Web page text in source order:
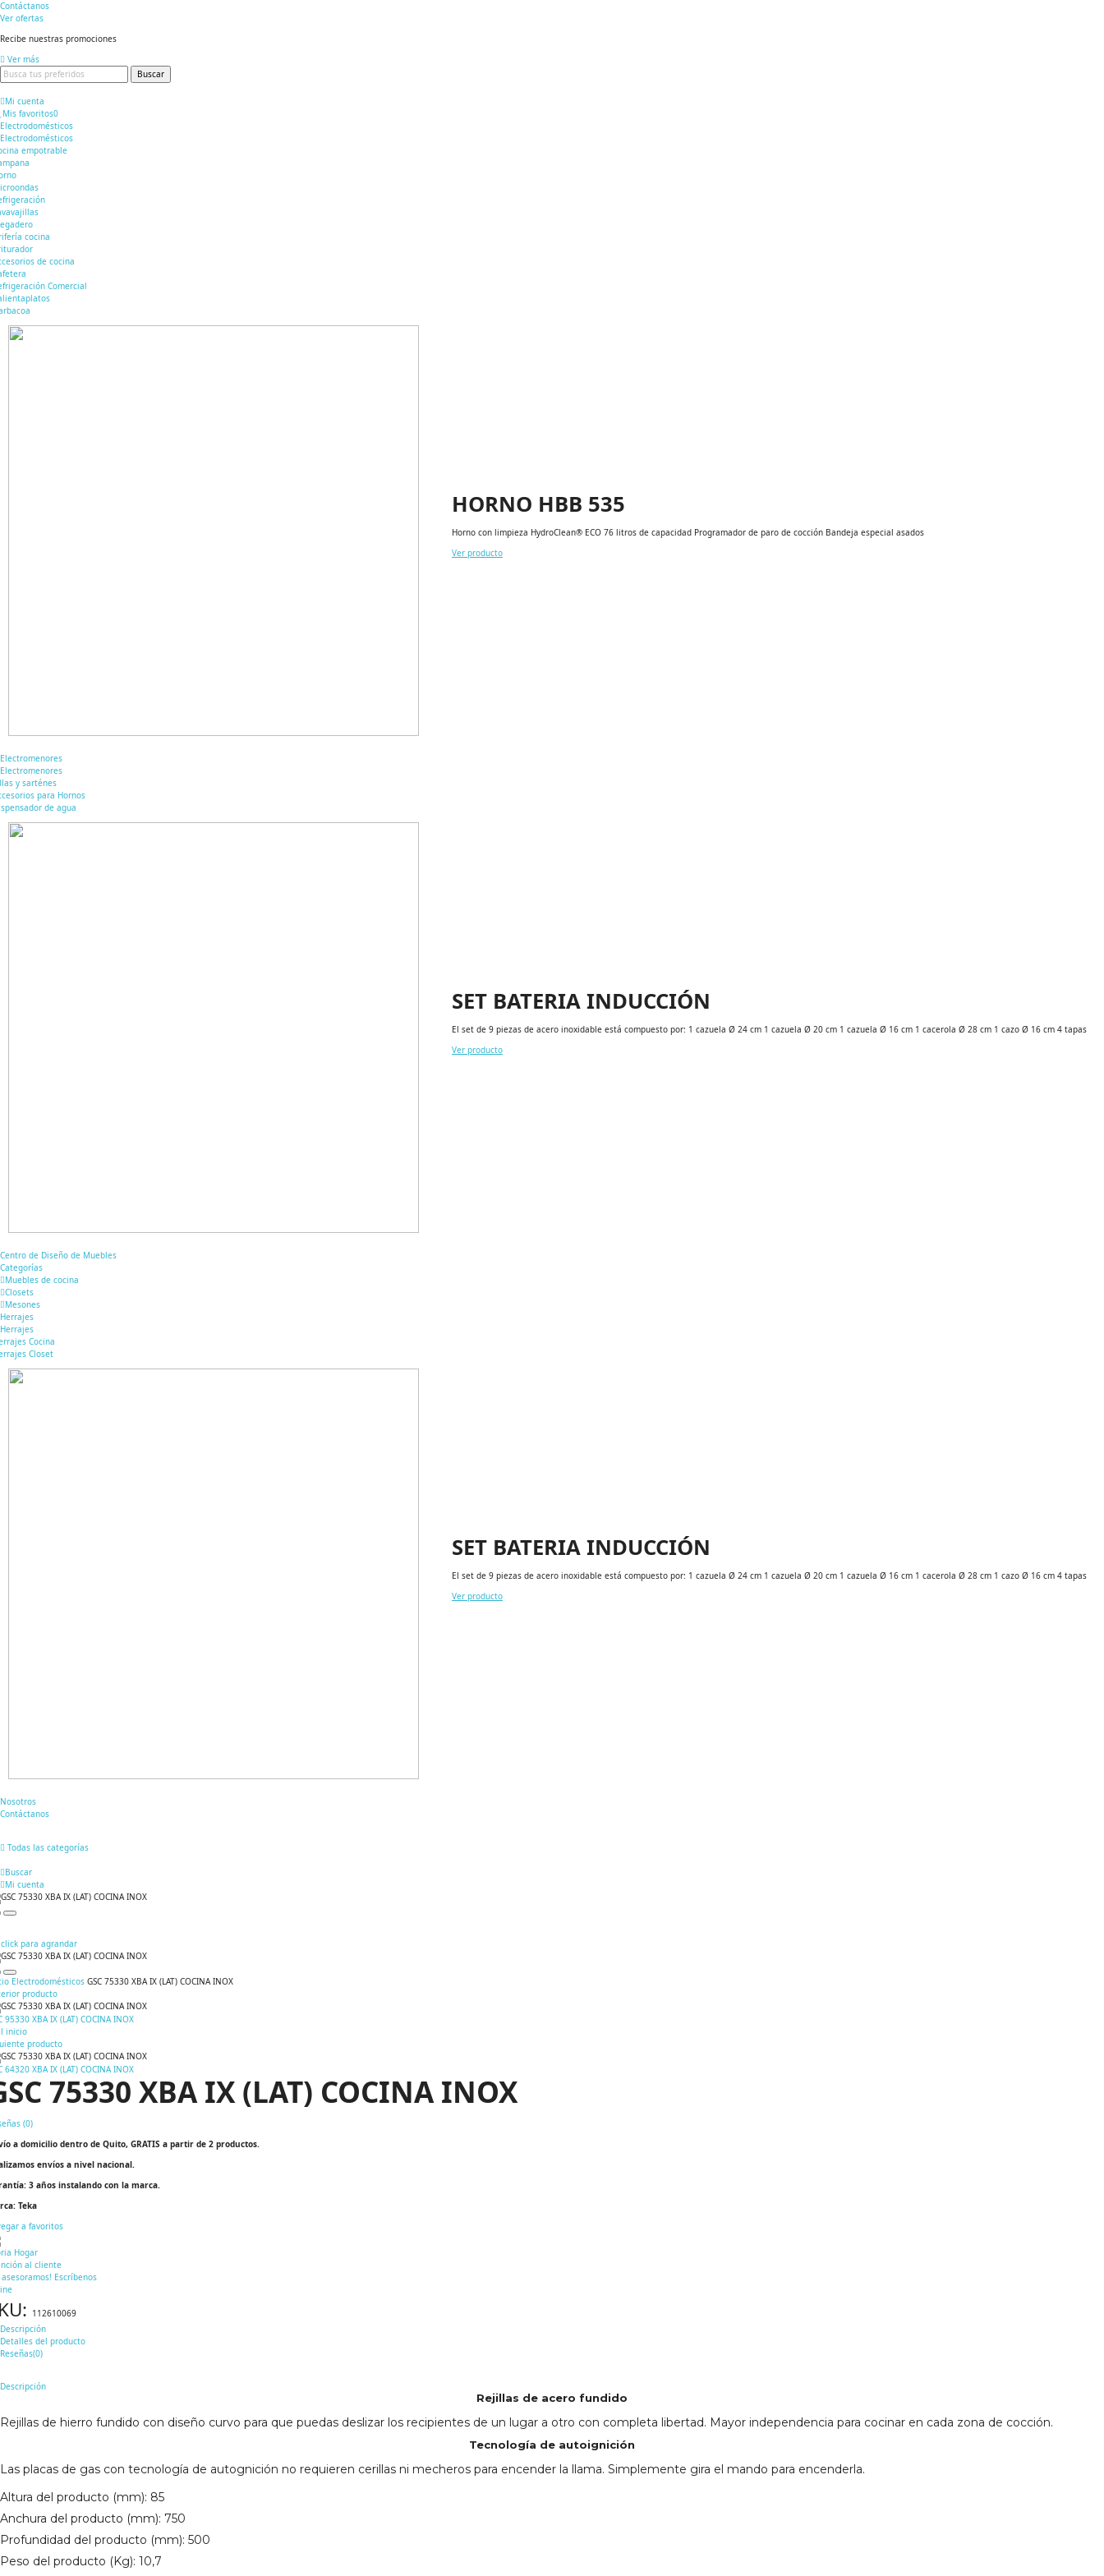
Contáctanos
Ver ofertas
Recibe nuestras promociones
Ver más
Buscar
Mi cuenta
Mis favoritos0
Electrodomésticos
Electrodomésticos
empotrable
cocina
de cocina
Comercial
HORNO HBB 535
Horno con limpieza HydroClean® ECO 76 litros de capacidad Programador de paro de cocción Bandeja especial asados
Ver producto
Electromenores
Electromenores
y sarténes
para Hornos
de agua
SET BATERIA INDUCCIÓN
El set de 9 piezas de acero inoxidable está compuesto por: 1 cazuela Ø 24 cm 1 cazuela Ø 20 cm 1 cazuela Ø 16 cm 1 cacerola Ø 28 cm 1 cazo Ø 16 cm 4 tapas
Ver producto
Centro de Diseño de Muebles
Categorías
Muebles de cocina
Closets
Mesones
Herrajes
Herrajes
Cocina
Closet
SET BATERIA INDUCCIÓN
El set de 9 piezas de acero inoxidable está compuesto por: 1 cazuela Ø 24 cm 1 cazuela Ø 20 cm 1 cazuela Ø 16 cm 1 cacerola Ø 28 cm 1 cazo Ø 16 cm 4 tapas
Ver producto
Nosotros
Contáctanos
Todas las categorías
Buscar
Mi cuenta
para agrandar
Electrodomésticos GSC 75330 XBA IX (LAT) COCINA INOX
producto
95330 XBA IX (LAT) COCINA INOX
inicio
producto
64320 XBA IX (LAT) COCINA INOX
75330 XBA IX (LAT) COCINA INOX
(0)
a domicilio dentro de Quito, GRATIS a partir de 2 productos.
envíos a nivel nacional.
3 años instalando con la marca.
Teka
a favoritos
Hogar
al cliente
asesoramos! Escríbenos
112610069
Descripción
Detalles del producto
Reseñas(0)
Descripción
Rejillas de acero fundido
Rejillas de hierro fundido con diseño curvo para que puedas deslizar los recipientes de un lugar a otro con completa libertad. Mayor independencia para cocinar en cada zona de cocción.
Tecnología de autoignición
Las placas de gas con tecnología de autognición no requieren cerillas ni mecheros para encender la llama. Simplemente gira el mando para encenderla.
Altura del producto (mm): 85
Anchura del producto (mm): 750
Profundidad del producto (mm): 500
Peso del producto (Kg): 10,7